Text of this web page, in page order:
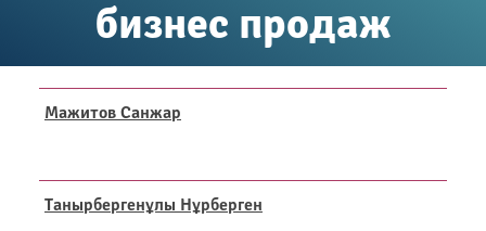
бизнес продаж
Мажитов Санжар
Танырбергенұлы Нұрберген